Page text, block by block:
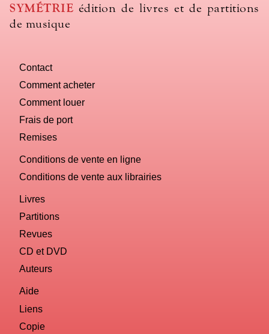
SYMÉTRIE édition de livres et de partitions
de musique
Contact
Comment acheter
Comment louer
Frais de port
Remises
Conditions de vente en ligne
Conditions de vente aux librairies
Livres
Partitions
Revues
CD et DVD
Auteurs
Aide
Liens
Copie